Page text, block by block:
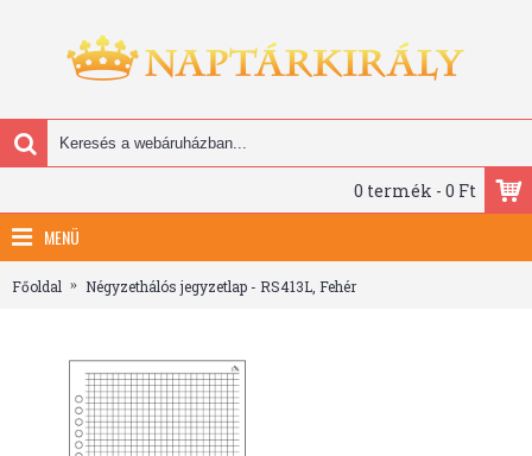
0 termék - 0 Ft
MENÜ
Főoldal Négyzethálós jegyzetlap - RS413L, Fehér